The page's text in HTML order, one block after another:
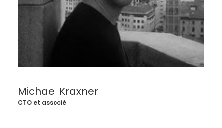
Michael Kraxner
CTO et associé